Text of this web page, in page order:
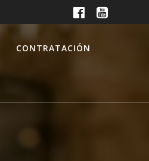
CONTRATACIÓN